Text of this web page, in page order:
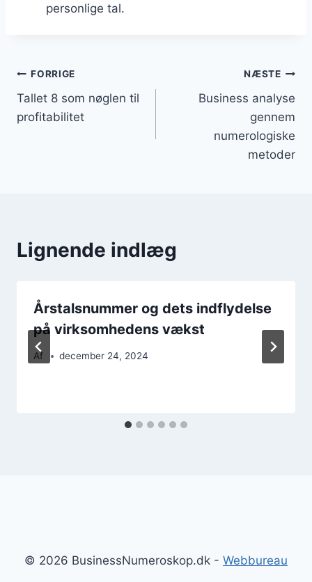
personlige tal.
Indlægsnavigation
FORRIGE
Tallet 8 som nøglen til
profitabilitet
NÆSTE
Business analyse
gennem
numerologiske
metoder
Lignende indlæg
Årstalsnummer og dets indflydelse
på virksomhedens vækst
Af december 24, 2024
© 2026 BusinessNumeroskop.dk - Webbureau